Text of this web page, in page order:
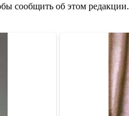
сообщить об этом редакции.